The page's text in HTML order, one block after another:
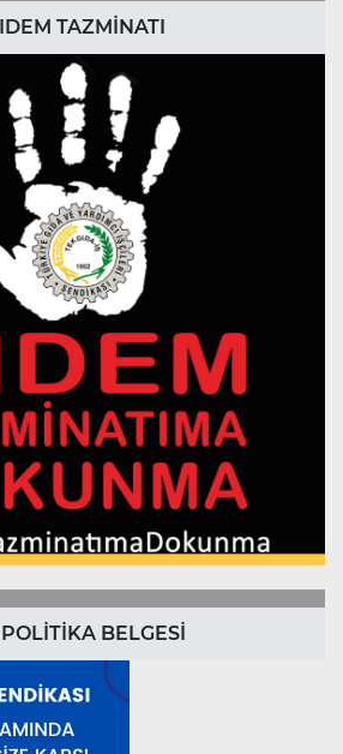
TAZMİNATI
BELGESİ